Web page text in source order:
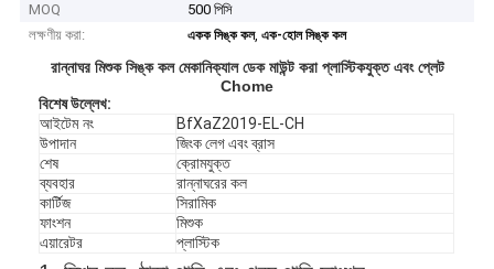
MOQ
500 পিসি
লক্ষণীয় করা:
একক সিঙ্ক কল,এক-হোল সিঙ্ক কল
রান্নাঘর মিশুক সিঙ্ক কল মেকানিক্যাল ডেক মাউন্ট করা প্লাস্টিকযুক্ত এবং প্লেট
Chome
বিশেষ উল্লেখ:
আইটেম নং
BfXaZ2019-EL-CH
উপাদান
জিংক লেগ এবং ব্রাস
শেষ
ক্রোমযুক্ত
ব্যবহার
রান্নাঘরের কল
কার্টিজ
সিরামিক
ফাংশন
মিশুক
এয়ারেটর
প্লাস্টিক